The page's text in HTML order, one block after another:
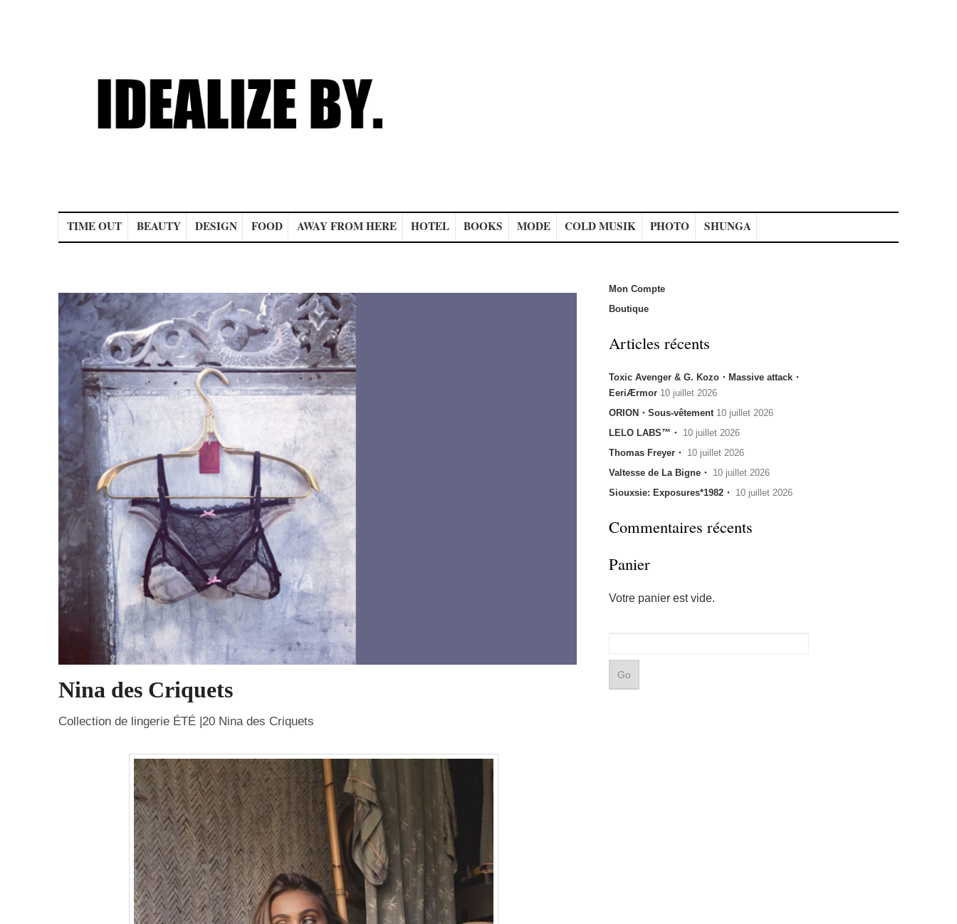
TIME OUT BEAUTY DESIGN FOOD AWAY FROM HERE HOTEL BOOKS MODE COLD MUSIK PHOTO SHUNGA
Post navigation
Nina des Criquets
Collection de lingerie ÉTÉ |20 Nina des Criquets
Mon Compte
Boutique
Articles récents
Toxic Avenger & G. Kozo・Massive attack・
EeriÆrmor 10 juillet 2026
ORION・Sous-vêtement 10 juillet 2026
LELO LABS™・ 10 juillet 2026
Thomas Freyer・ 10 juillet 2026
Valtesse de La Bigne・ 10 juillet 2026
Siouxsie: Exposures*1982・ 10 juillet 2026
Commentaires récents
Panier
Votre panier est vide.